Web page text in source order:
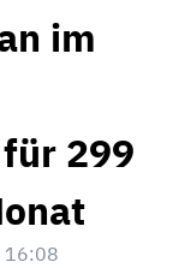
im
299
16:08